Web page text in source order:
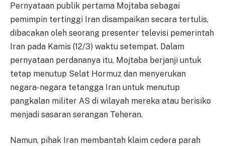
Pernyataan publik pertama Mojtaba sebagai
pemimpin tertinggi Iran disampaikan secara tertulis,
dibacakan oleh seorang presenter televisi pemerintah
Iran pada Kamis (12/3) waktu setempat. Dalam
pernyataan perdananya itu, Mojtaba berjanji untuk
tetap menutup Selat Hormuz dan menyerukan
negara-negara tetangga Iran untuk menutup
pangkalan militer AS di wilayah mereka atau berisiko
menjadi sasaran serangan Teheran.
Namun, pihak Iran membantah klaim cedera parah